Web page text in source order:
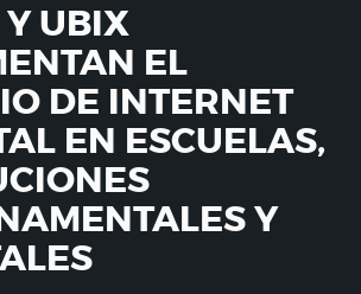
UBIX
EL
DE INTERNET
EN ESCUELAS,
Y